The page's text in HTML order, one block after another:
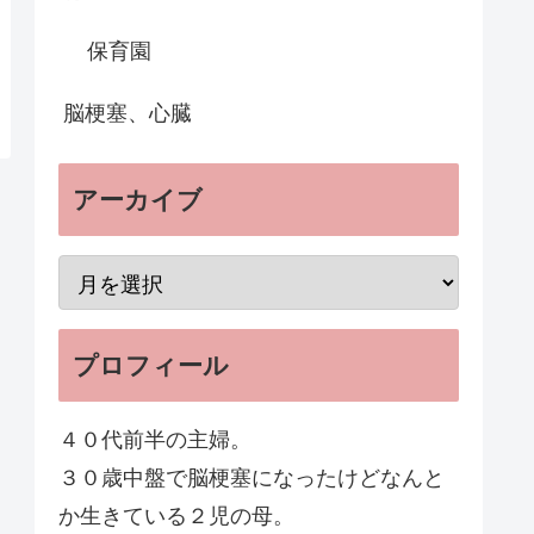
保育園
脳梗塞、心臓
アーカイブ
プロフィール
４０代前半の主婦。
３０歳中盤で脳梗塞になったけどなんと
か生きている２児の母。